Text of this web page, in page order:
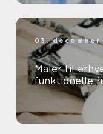
03. december
Maler til
funktionelle